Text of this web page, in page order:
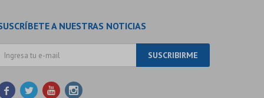
A NUESTRAS NOTICIAS
SUSCRIBIRME
   